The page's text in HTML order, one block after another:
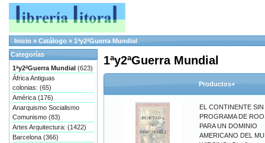
Inicio » Catálogo » 1ªy2ªGuerra Mundial
1ªy2ªGuerra Mundial
Productos+
EL CONTINENTE
PROGRAMA DE
PARA UN DOMINIO
AMERICANO DEL
Categorías
1ªy2ªGuerra Mundial (623)
África Antiguas
colonias: (65)
América (176)
Anarquismo Socialismo
Comunismo (83)
Artes Arquitectura: (1422)
Barcelona (366)